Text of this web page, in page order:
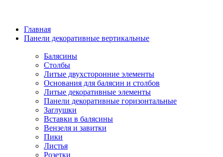
Главная
Панели декоративные вертикальные
Балясины
Столбы
Литые двухсторонние элементы
Основания для балясин и столбов
Литые декоративные элементы
Панели декоративные горизонтальные
Заглушки
Вставки в балясины
Вензеля и завитки
Пики
Листья
Розетки